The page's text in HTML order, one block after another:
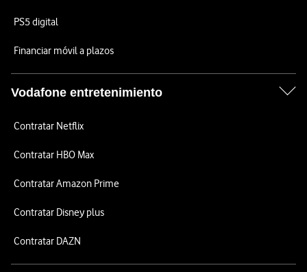
PS5 digital
Financiar móvil a plazos
Vodafone entretenimiento
Contratar Netflix
Contratar HBO Max
Contratar Amazon Prime
Contratar Disney plus
Contratar DAZN